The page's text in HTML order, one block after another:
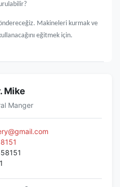
Makineleri kurmak ve
eğitmek için.
Mike
Manger